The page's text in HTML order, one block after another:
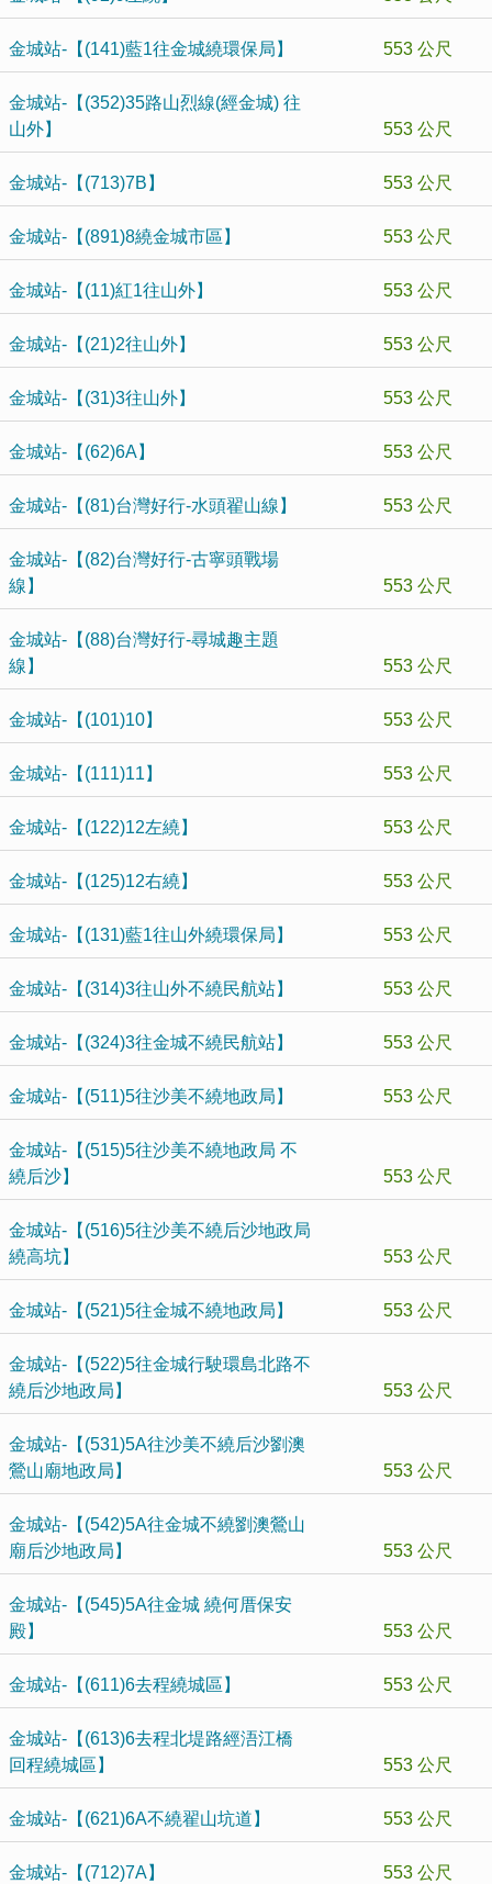
金城站-【(141)藍1往金城繞環保局】 553 公尺
金城站-【(352)35路山烈線(經金城) 往
山外】
553 公尺
金城站-【(713)7B】 553 公尺
金城站-【(891)8繞金城市區】 553 公尺
金城站-【(11)紅1往山外】 553 公尺
金城站-【(21)2往山外】 553 公尺
金城站-【(31)3往山外】 553 公尺
金城站-【(62)6A】 553 公尺
金城站-【(81)台灣好行-水頭翟山線】 553 公尺
金城站-【(82)台灣好行-古寧頭戰場
線】
553 公尺
金城站-【(88)台灣好行-尋城趣主題
線】
553 公尺
金城站-【(101)10】 553 公尺
金城站-【(111)11】 553 公尺
金城站-【(122)12左繞】 553 公尺
金城站-【(125)12右繞】 553 公尺
金城站-【(131)藍1往山外繞環保局】 553 公尺
金城站-【(314)3往山外不繞民航站】 553 公尺
金城站-【(324)3往金城不繞民航站】 553 公尺
金城站-【(511)5往沙美不繞地政局】 553 公尺
金城站-【(515)5往沙美不繞地政局 不
繞后沙】
553 公尺
金城站-【(516)5往沙美不繞后沙地政局
繞高坑】
553 公尺
金城站-【(521)5往金城不繞地政局】 553 公尺
金城站-【(522)5往金城行駛環島北路不
繞后沙地政局】
553 公尺
金城站-【(531)5A往沙美不繞后沙劉澳
鶯山廟地政局】
553 公尺
金城站-【(542)5A往金城不繞劉澳鶯山
廟后沙地政局】
553 公尺
金城站-【(545)5A往金城 繞何厝保安
殿】
553 公尺
金城站-【(611)6去程繞城區】 553 公尺
金城站-【(613)6去程北堤路經浯江橋
回程繞城區】
553 公尺
金城站-【(621)6A不繞翟山坑道】 553 公尺
金城站-【(712)7A】 553 公尺